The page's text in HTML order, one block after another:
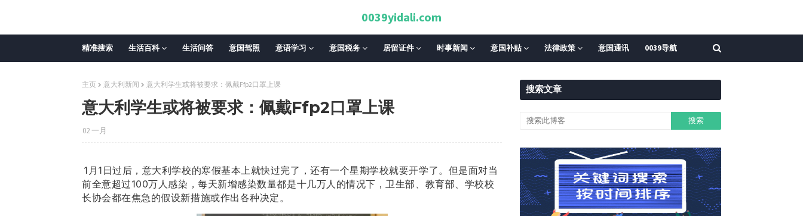
0039yidali.com
精准搜索 生活百科 生活问答 意国驾照 意语学习 意国税务 居留证件 时事新闻 意国补贴 法律政策 意国通讯 0039导航
主页 意大利新闻 意大利学生或将被要求：佩戴Ffp2口罩上课
意大利学生或将被要求：佩戴Ffp2口罩上课
02 一月
1月1日过后，意大利学校的寒假基本上就快过完了，还有一个星期学校就要开学了。但是面对当
前全意超过100万人感染，每天新增感染数量都是十几万人的情况下，卫生部、教育部、学校校
长协会都在焦急的假设新措施或作出各种决定。
搜索文章